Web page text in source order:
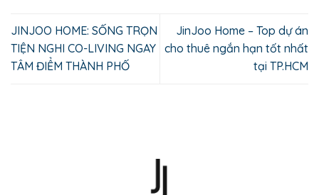
JINJOO HOME: SỐNG TRỌN
TIỆN NGHI CO-LIVING NGAY
TÂM ĐIỂM THÀNH PHỐ
JinJoo Home – Top dự án
cho thuê ngắn hạn tốt nhất
tại TP.HCM